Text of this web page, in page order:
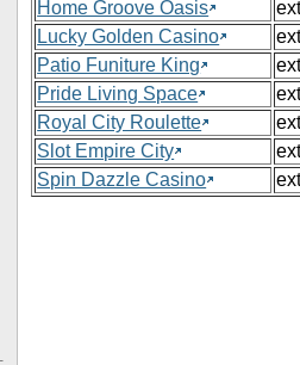
Home Groove Oasis
Lucky Golden Casino
Patio Funiture King
Pride Living Space
Royal City Roulette
Slot Empire City
Spin Dazzle Casino